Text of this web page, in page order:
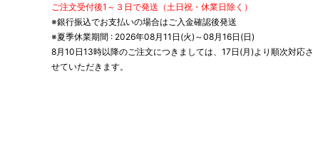
ご注文受付後1～３日で発送（土日祝・休業日除く）
※銀行振込でお支払いの場合はご入金確認後発送
※夏季休業期間 : 2026年08月11日(火)～08月16日(日)
8月10日13時以降のご注文につきましては、17日(月)より順次対応さ
せていただきます。